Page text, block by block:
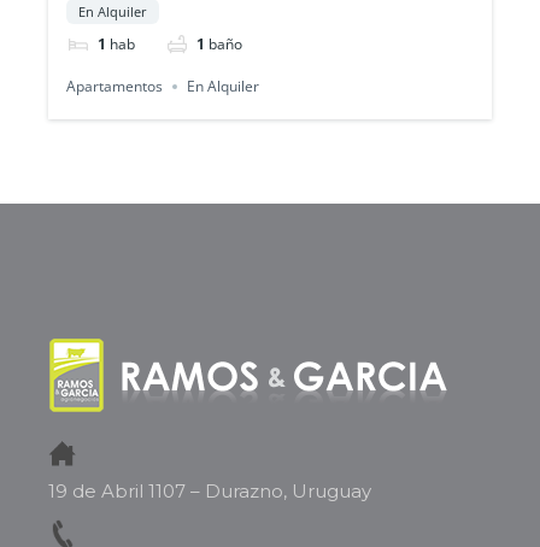
En Alquiler
1 hab 1 baño
Apartamentos En Alquiler
19 de Abril 1107 – Durazno, Uruguay